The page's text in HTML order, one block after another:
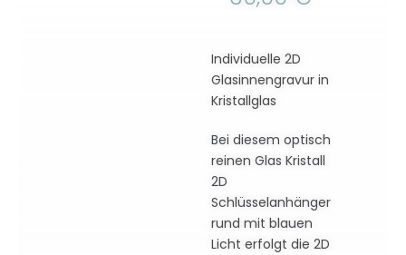
Individuelle 2D
Glasinnengravur in
Kristallglas
Bei diesem optisch
reinen Glas Kristall
2D
Schlüsselanhänger
rund mit blauen
Licht erfolgt die 2D